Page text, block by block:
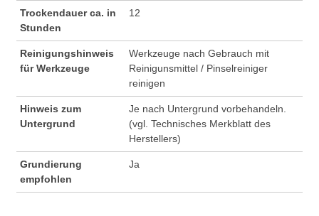
Trockendauer ca. in
Stunden
12
Reinigungshinweis
für Werkzeuge
Werkzeuge nach Gebrauch mit
Reinigunsmittel / Pinselreiniger
reinigen
Hinweis zum
Untergrund
Je nach Untergrund vorbehandeln.
(vgl. Technisches Merkblatt des
Herstellers)
Grundierung
empfohlen
Ja